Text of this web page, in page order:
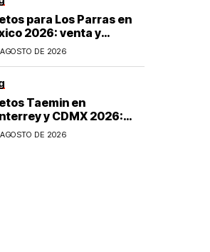
para Los Parras en
2026: venta y
DE 2026
Taemin en
y CDMX 2026:
comprar?
DE 2026